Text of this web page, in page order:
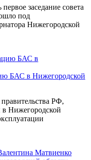
заседание совета
под
Нижегородской
БАС в Нижегородской
РФ,
в Нижегородской